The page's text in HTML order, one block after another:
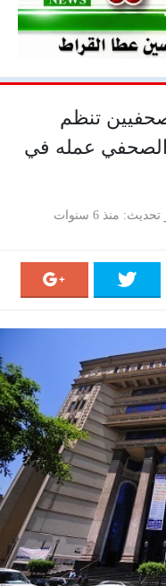
تنظم
الصحفي عمله في
تحديث منذ 6 سنوات